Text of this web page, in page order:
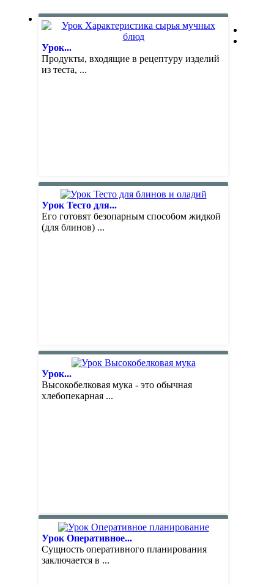
Урок...
Продукты, входящие в рецептуру изделий
из теста, ...
Урок Тесто для...
Его готовят безопарным способом жидкой
(для блинов) ...
Урок...
Высокобелковая мука - это обычная
хлебопекарная ...
Урок Оперативное...
Сущность оперативного планирования
заключается в ...